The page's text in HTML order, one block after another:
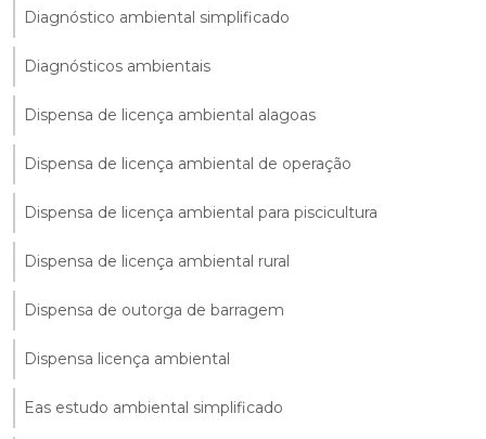
Diagnóstico ambiental simplificado
Diagnósticos ambientais
Dispensa de licença ambiental alagoas
Dispensa de licença ambiental de operação
Dispensa de licença ambiental para piscicultura
Dispensa de licença ambiental rural
Dispensa de outorga de barragem
Dispensa licença ambiental
Eas estudo ambiental simplificado